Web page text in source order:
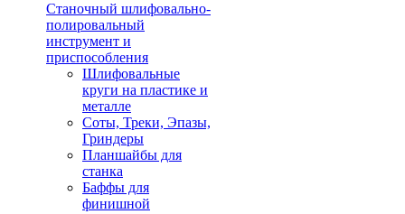
Станочный шлифовально-
полировальный
инструмент и
приспособления
Шлифовальные
круги на пластике и
металле
Соты, Треки, Эпазы,
Гриндеры
Планшайбы для
станка
Баффы для
финишной